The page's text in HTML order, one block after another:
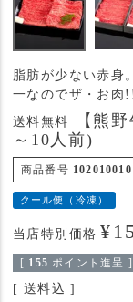
脂肪が少ない赤身
一なのでザ・お肉
送料無料
【熊
～10人前)
商品番号 102010010
クール便（冷凍）
当店特別価格 ¥
[ 155 ポイント進呈 ]
送料込